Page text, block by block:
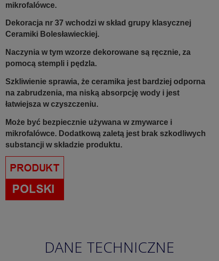
mikrofalówce.
Dekoracja nr 37 wchodzi w skład grupy klasycznej
Ceramiki Bolesławieckiej.
Naczynia w tym wzorze dekorowane są ręcznie, za
pomocą stempli i pędzla.
Szkliwienie sprawia, że ceramika jest bardziej odporna
na zabrudzenia, ma niską absorpcję wody i jest
łatwiejsza w czyszczeniu.
Może być bezpiecznie używana w zmywarce i
mikrofalówce. Dodatkową zaletą jest brak szkodliwych
substancji w składzie produktu.
DANE TECHNICZNE